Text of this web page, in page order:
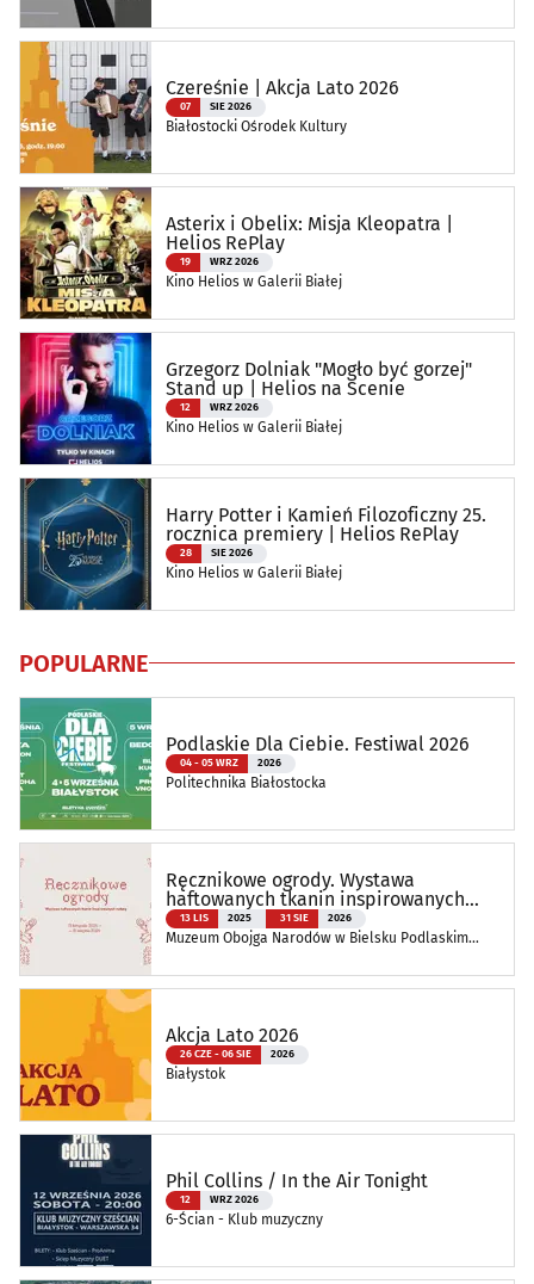
Czereśnie | Akcja Lato 2026
07 SIE 2026
Białostocki Ośrodek Kultury
Asterix i Obelix: Misja Kleopatra |
Helios RePlay
19 WRZ 2026
Kino Helios w Galerii Białej
Grzegorz Dolniak "Mogło być gorzej"
Stand up | Helios na Scenie
12 WRZ 2026
Kino Helios w Galerii Białej
Harry Potter i Kamień Filozoficzny 25.
rocznica premiery | Helios RePlay
28 SIE 2026
Kino Helios w Galerii Białej
POPULARNE
Podlaskie Dla Ciebie. Festiwal 2026
04 - 05 WRZ 2026
Politechnika Białostocka
Ręcznikowe ogrody. Wystawa
haftowanych tkanin inspirowanych
naturą
13 LIS 2025 31 SIE 2026
Muzeum Obojga Narodów w Bielsku Podlaskim
Akcja Lato 2026
26 CZE - 06 SIE 2026
Białystok
Phil Collins / In the Air Tonight
12 WRZ 2026
6-Ścian - Klub muzyczny